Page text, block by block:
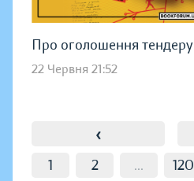
Про оголошення тендеру
22 Червня 21:52
‹
1 2 ... 120